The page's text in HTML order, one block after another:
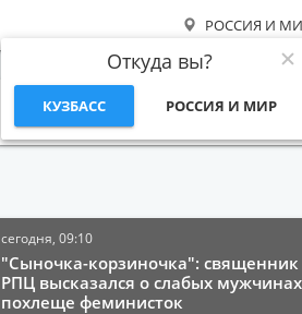
РОССИЯ И
Откуда вы?
КУЗБАСС РОССИЯ И МИР
Поиск
сегодня, 09:10
"Сыночка-корзиночка": священник
РПЦ высказался о слабых мужчинах
похлеще феминисток